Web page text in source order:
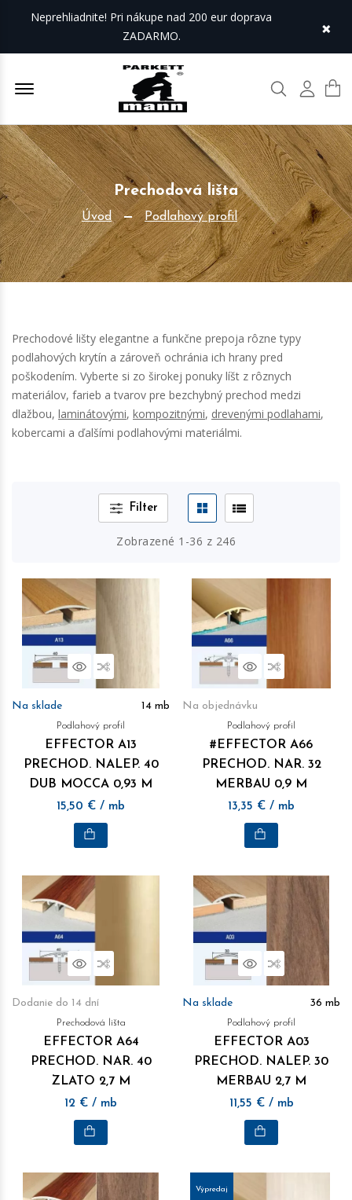
Neprehliadnite! Pri nákupe nad 200 eur doprava
ZADARMO.
×
Offcanvas Menu Open Hľadať Môj
Prechodová lišta
Úvod Podlahový profil
Prechodové lišty elegantne a funkčne prepoja rôzne typy
podlahových krytín a zároveň ochránia ich hrany pred
poškodením. Vyberte si zo širokej ponuky líšt z rôznych
materiálov, farieb a tvarov pre bezchybný prechod medzi
dlažbou, laminátovými, kompozitnými, drevenými podlahami,
kobercami a ďalšími podlahovými materiálmi.
Filter
Zobrazené 1 -36 z 246
NáhľadPorovnať
Na sklade 14 mb
Podlahový profil
EFFECTOR A13
PRECHOD. NALEP. 40
DUB MOCCA 0,93 M
15,50 € / mb
NáhľadPorovnať
Na objednávku
Podlahový profil
#EFFECTOR A66
PRECHOD. NAR. 32
MERBAU 0,9 M
13,35 € / mb
NáhľadPorovnať
Dodanie do 14 dní
Prechodová lišta
EFFECTOR A64
PRECHOD. NAR. 40
ZLATO 2,7 M
12 € / mb
NáhľadPorovnať
Na sklade 36 mb
Podlahový profil
EFFECTOR A03
PRECHOD. NALEP. 30
MERBAU 2,7 M
11,55 € / mb
Výpredaj